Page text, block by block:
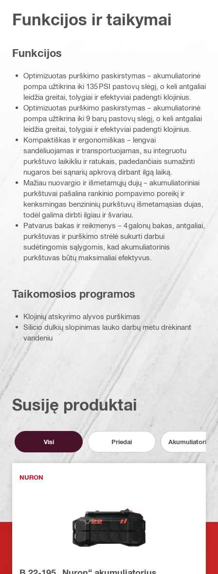
Funkcijos ir taikymai
Funkcijos
Optimizuotas purškimo paskirstymas – akumuliatorinė
pompa užtikrina iki 135 PSI pastovų slėgį, o keli antgaliai
leidžia greitai, tolygiai ir efektyviai padengti klojinius.
Optimizuotas purškimo paskirstymas – akumuliatorinė
pompa užtikrina iki 9 barų pastovų slėgį, o keli antgaliai
leidžia greitai, tolygiai ir efektyviai padengti klojinius.
Kompaktiškas ir ergonomiškas – lengvai
sandėliuojamas ir transportuojamas, su integruotu
purkštuvo laikikliu ir ratukais, padedančiais sumažinti
nugaros bei sąnarių apkrovą dirbant ilgą laiką.
Mažiau nuovargio ir išmetamųjų dujų – akumuliatoriniai
purkštuvai pašalina rankinio pompavimo poreikį ir
kenksmingas benzininių purkštuvų išmetamąsias dujas,
todėl galima dirbti ilgiau ir švariau.
Patvarus bakas ir reikmenys – 4 galonų bakas, antgaliai,
purkštuvas ir purškimo strėlė sukurti darbui
sudėtingomis sąlygomis, kad akumuliatorinis
purkštuvas būtų maksimaliai efektyvus.
Taikomosios programos
Klojinių atskyrimo alyvos purškimas
Silicio dulkių slopinimas lauko darbų metu drėkinant
vandeniu
Susiję produktai
Visi Priedai Akumuliatoriai
NURON